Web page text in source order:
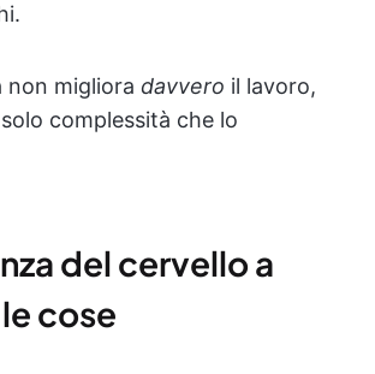
non migliora davvero il lavoro,
complessità che lo
del cervello a
cose